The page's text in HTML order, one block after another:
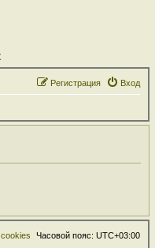
Вход
Регистрация
Часовой пояс: UTC+03:00